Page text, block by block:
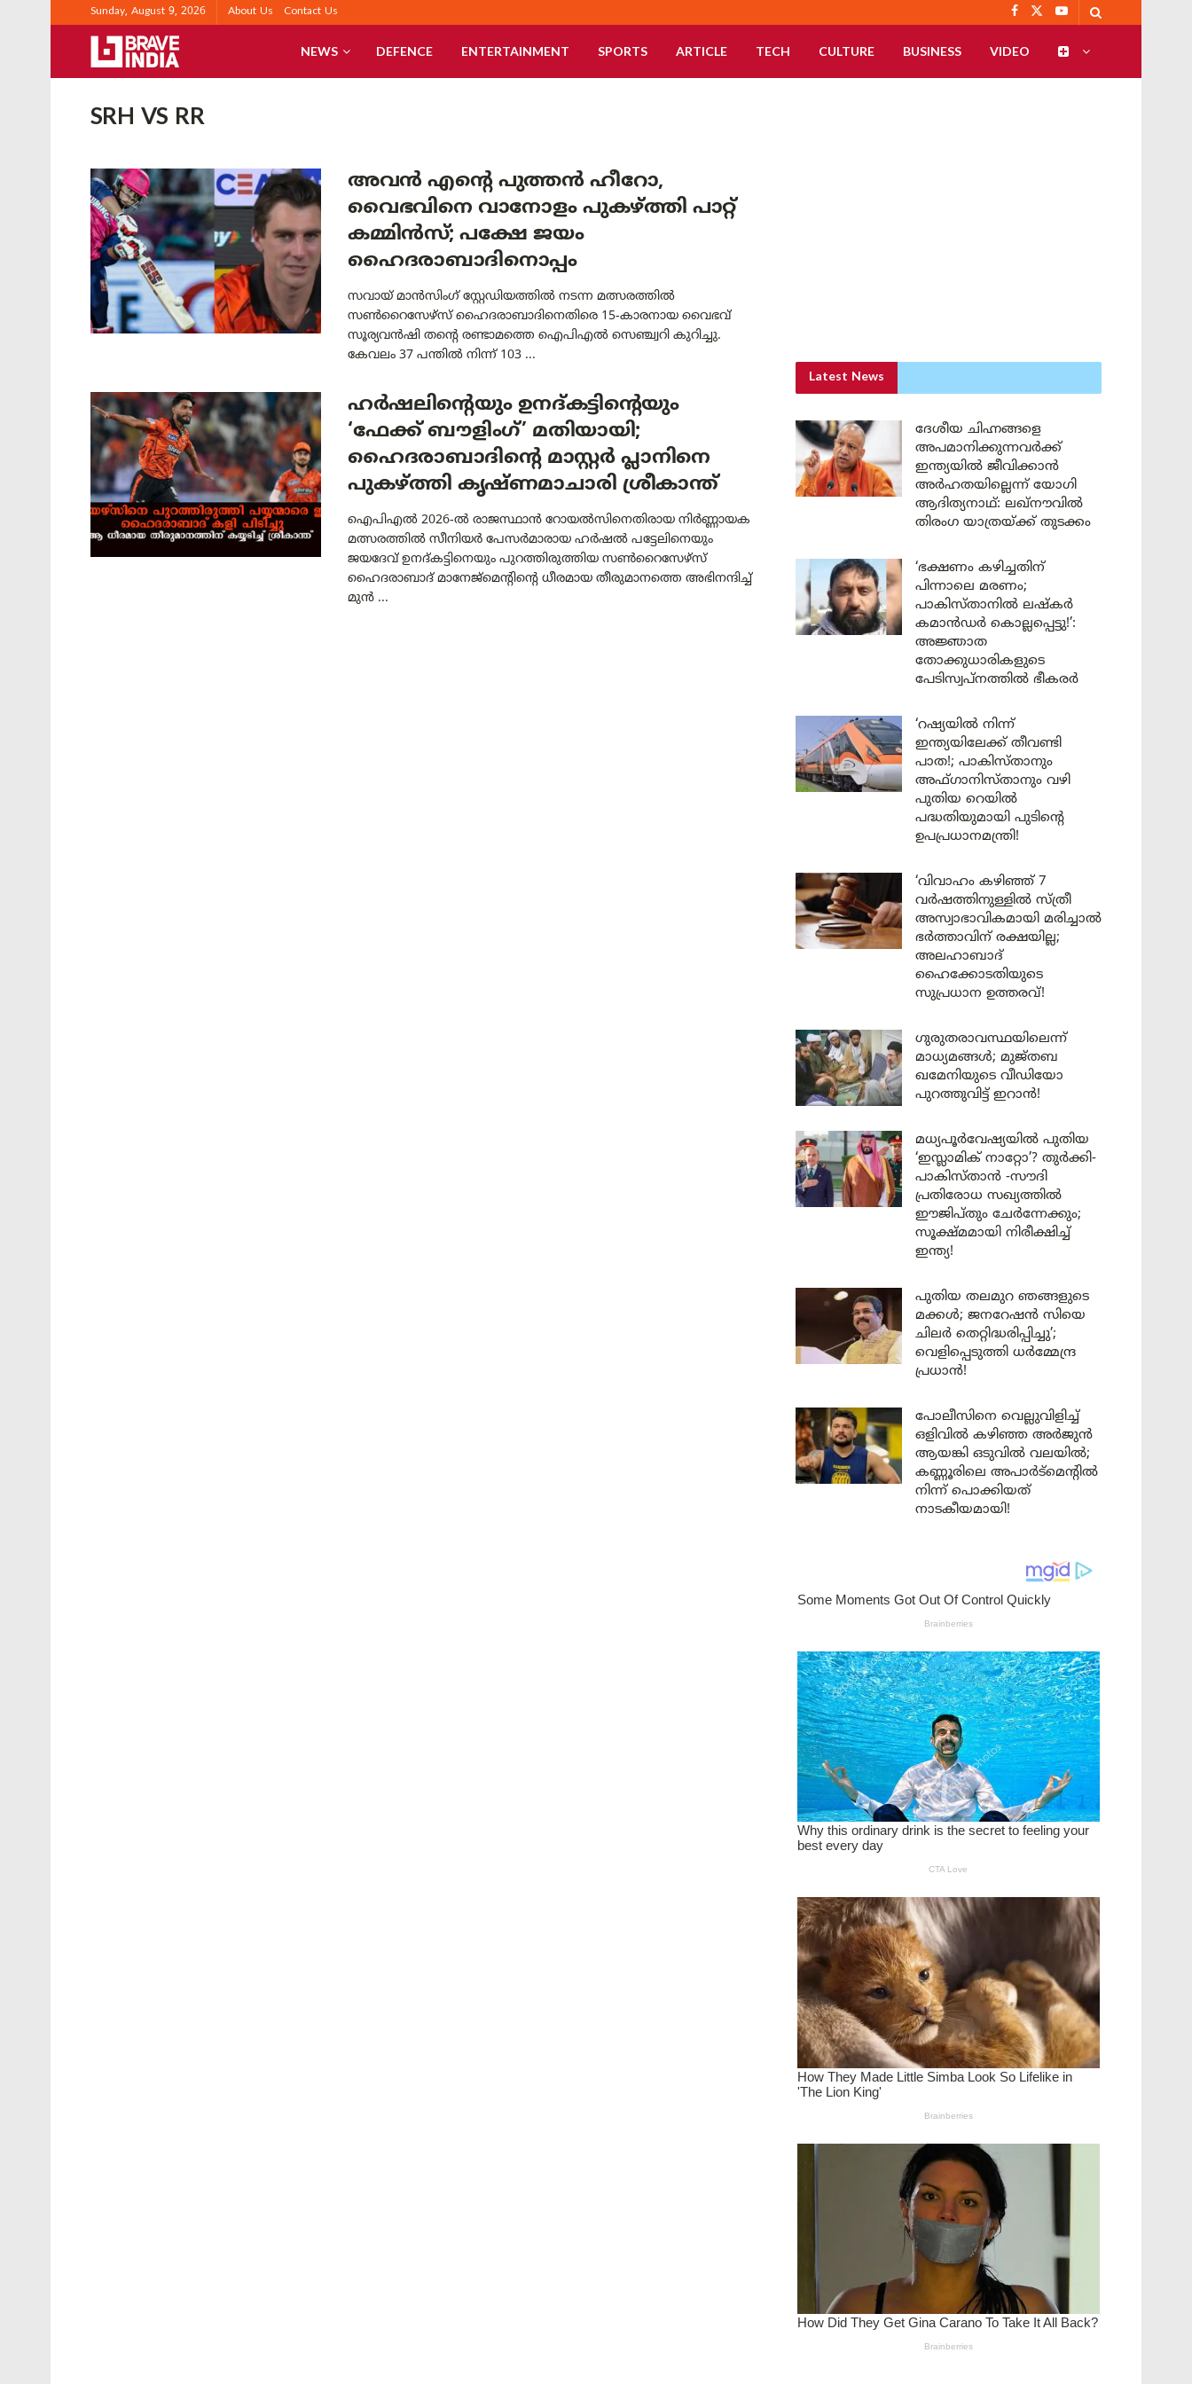
Sunday, August 9, 2026 About Us Contact Us
NEWS DEFENCE ENTERTAINMENT SPORTS ARTICLE TECH CULTURE BUSINESS VIDEO
SRH VS RR
അവൻ എന്റെ പുത്തൻ ഹീറോ,
വൈഭവിനെ വാനോളം പുകഴ്ത്തി പാറ്റ്
കമ്മിൻസ്; പക്ഷേ ജയം
ഹൈദരാബാദിനൊപ്പം
സവായ് മാൻസിംഗ് സ്റ്റേഡിയത്തിൽ നടന്ന മത്സരത്തിൽ
സൺറൈസേഴ്‌സ് ഹൈദരാബാദിനെതിരെ 15-കാരനായ വൈഭവ്
സൂര്യവൻഷി തന്റെ രണ്ടാമത്തെ ഐപിഎൽ സെഞ്ച്വറി കുറിച്ചു.
കേവലം 37 പന്തിൽ നിന്ന് 103 ...
ഹർഷലിന്റെയും ഉനദ്‌കട്ടിന്റെയും
‘ഫേക്ക് ബൗളിംഗ്’ മതിയായി;
ഹൈദരാബാദിന്റെ മാസ്റ്റർ പ്ലാനിനെ
പുകഴ്ത്തി കൃഷ്ണമാചാരി ശ്രീകാന്ത്
ഐപിഎൽ 2026-ൽ രാജസ്ഥാൻ റോയൽസിനെതിരായ നിർണ്ണായക
മത്സരത്തിൽ സീനിയർ പേസർമാരായ ഹർഷൽ പട്ടേലിനെയും
ജയദേവ് ഉനദ്‌കട്ടിനെയും പുറത്തിരുത്തിയ സൺറൈസേഴ്‌സ്
ഹൈദരാബാദ് മാനേജ്‌മെന്റിന്റെ ധീരമായ തീരുമാനത്തെ അഭിനന്ദിച്ച്
മുൻ ...
Latest News
ദേശീയ ചിഹ്നങ്ങളെ
അപമാനിക്കുന്നവർക്ക്
ഇന്ത്യയിൽ ജീവിക്കാൻ
അർഹതയില്ലെന്ന് യോഗി
ആദിത്യനാഥ്: ലഖ്‌നൗവിൽ
തിരംഗ യാത്രയ്ക്ക് തുടക്കം
‘ഭക്ഷണം കഴിച്ചതിന്
പിന്നാലെ മരണം;
പാകിസ്താനിൽ ലഷ്കർ
കമാൻഡർ കൊല്ലപ്പെട്ടു!’:
അജ്ഞാത
തോക്കുധാരികളുടെ
പേടിസ്വപ്നത്തിൽ ഭീകരർ
‘റഷ്യയിൽ നിന്ന്
ഇന്ത്യയിലേക്ക് തീവണ്ടി
പാത!; പാകിസ്താനും
അഫ്ഗാനിസ്താനും വഴി
പുതിയ റെയിൽ
പദ്ധതിയുമായി പുടിന്റെ
ഉപപ്രധാനമന്ത്രി!
‘വിവാഹം കഴിഞ്ഞ് 7
വർഷത്തിനുള്ളിൽ സ്ത്രീ
അസ്വാഭാവികമായി മരിച്ചാൽ
ഭർത്താവിന് രക്ഷയില്ല;
അലഹാബാദ്
ഹൈക്കോടതിയുടെ
സുപ്രധാന ഉത്തരവ്!
ഗുരുതരാവസ്ഥയിലെന്ന്
മാധ്യമങ്ങൾ; മുജ്തബ
ഖമേനിയുടെ വീഡിയോ
പുറത്തുവിട്ട് ഇറാൻ!
മധ്യപൂർവേഷ്യയിൽ പുതിയ
‘ഇസ്ലാമിക് നാറ്റോ’? തുർക്കി-
പാകിസ്താൻ -സൗദി
പ്രതിരോധ സഖ്യത്തിൽ
ഈജിപ്തും ചേർന്നേക്കും;
സൂക്ഷ്മമായി നിരീക്ഷിച്ച്
ഇന്ത്യ!
പുതിയ തലമുറ ഞങ്ങളുടെ
മക്കൾ; ജനറേഷൻ സിയെ
ചിലർ തെറ്റിദ്ധരിപ്പിച്ചു’;
വെളിപ്പെടുത്തി ധർമ്മേന്ദ്ര
പ്രധാൻ!
പോലീസിനെ വെല്ലുവിളിച്ച്
ഒളിവിൽ കഴിഞ്ഞ അർജുൻ
ആയങ്കി ഒടുവിൽ വലയിൽ;
കണ്ണൂരിലെ അപാർട്മെന്റിൽ
നിന്ന് പൊക്കിയത്
നാടകീയമായി!